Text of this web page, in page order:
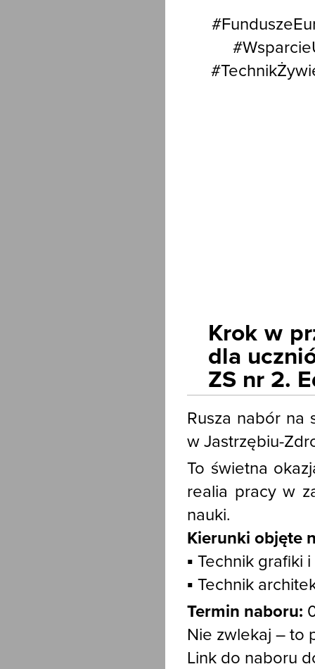
Krok w
dla
ZS nr 2.
Rusza nabór na
w Jastrzębiu-
To świetna
realia pracy w
nauki.
Kierunki objęte
▪️ Technik grafiki
▪️ Technik
Termin naboru:
Nie zwlekaj – to
Link do naboru